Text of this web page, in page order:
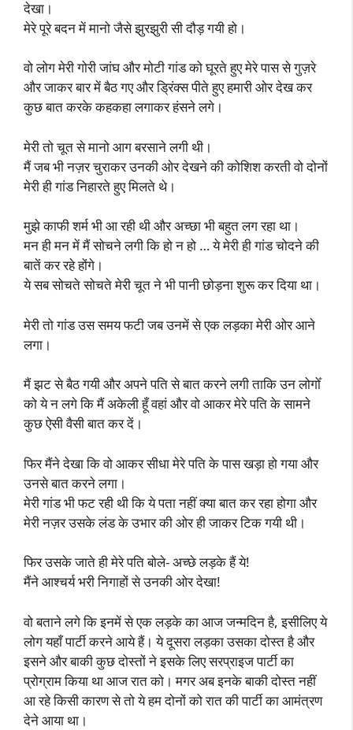
देखा।
मेरे पूरे बदन में मानो जैसे झुरझुरी सी दौड़ गयी हो।
वो लोग मेरी गोरी जांघ और मोटी गांड को घूरते हुए मेरे पास से गुज़रे
और जाकर बार में बैठ गए और ड्रिंक्स पीते हुए हमारी ओर देख कर
कुछ बात करके कहकहा लगाकर हंसने लगे।
मेरी तो चूत से मानो आग बरसाने लगी थी।
मैं जब भी नज़र चुराकर उनकी ओर देखने की कोशिश करती वो दोनों
मेरी ही गांड निहारते हुए मिलते थे।
मुझे काफी शर्म भी आ रही थी और अच्छा भी बहुत लग रहा था।
मन ही मन में मैं सोचने लगी कि हो न हो … ये मेरी ही गांड चोदने की
बातें कर रहे होंगे।
ये सब सोचते सोचते मेरी चूत ने भी पानी छोड़ना शुरू कर दिया था।
मेरी तो गांड उस समय फटी जब उनमें से एक लड़का मेरी ओर आने
लगा।
मैं झट से बैठ गयी और अपने पति से बात करने लगी ताकि उन लोगोँ
को ये न लगे कि मैं अकेली हूँ वहां और वो आकर मेरे पति के सामने
कुछ ऐसी वैसी बात कर दें।
फिर मैंने देखा कि वो आकर सीधा मेरे पति के पास खड़ा हो गया और
उनसे बात करने लगा।
मेरी गांड भी फट रही थी कि ये पता नहीं क्या बात कर रहा होगा और
मेरी नज़र उसके लंड के उभार की ओर ही जाकर टिक गयी थी।
फिर उसके जाते ही मेरे पति बोले- अच्छे लड़के हैं ये!
मैंने आश्चर्य भरी निगाहों से उनकी ओर देखा!
वो बताने लगे कि इनमें से एक लड़के का आज जन्मदिन है, इसीलिए ये
लोग यहाँ पार्टी करने आये हैं। ये दूसरा लड़का उसका दोस्त है और
इसने और बाकी कुछ दोस्तों ने इसके लिए सरप्राइज पार्टी का
प्रोग्राम किया था आज रात को। मगर अब इनके बाकी दोस्त नहीं
आ रहे किसी कारण से तो ये हम दोनों को रात की पार्टी का आमंत्रण
देने आया था।